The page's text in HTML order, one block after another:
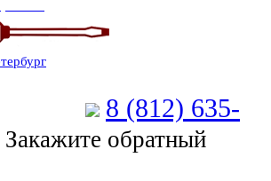
8 (812) 635-
Закажите обратный